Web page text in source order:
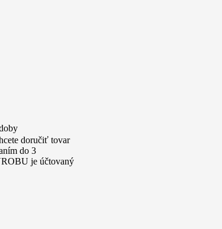
doručiť tovar
do 3
je účtovaný